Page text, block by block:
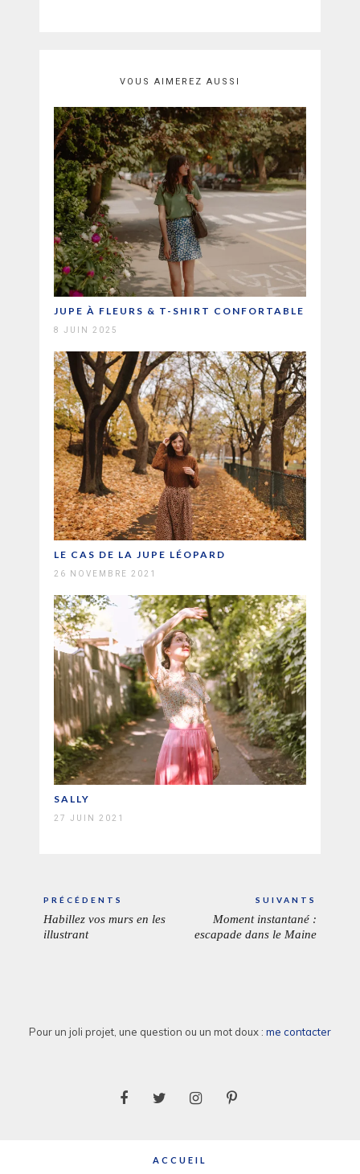
VOUS AIMEREZ AUSSI
JUPE À FLEURS & T-SHIRT CONFORTABLE
8 JUIN 2025
LE CAS DE LA JUPE LÉOPARD
26 NOVEMBRE 2021
SALLY
27 JUIN 2021
l’article
PRÉCÉDENTS
ARTICLE
Habillez vos murs en les
illustrant
SUIVANTS
Moment instantané :
escapade dans le Maine
Pour un joli projet, une question ou un mot doux : me contacter
ACCUEIL